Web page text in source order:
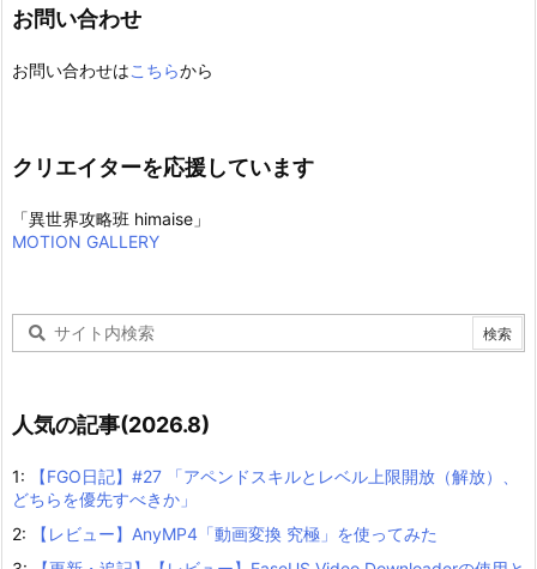
お問い合わせ
お問い合わせはこちらから
クリエイターを応援しています
「異世界攻略班 himaise」
MOTION GALLERY
人気の記事(2026.8)
1:
【FGO日記】#27 「アペンドスキルとレベル上限開放（解放）、
どちらを優先すべきか」
2:
【レビュー】AnyMP4「動画変換 究極」を使ってみた